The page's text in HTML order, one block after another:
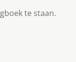
te staan.